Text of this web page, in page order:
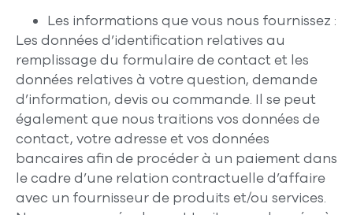
Les informations que vous nous fournissez :
Les données d’identification relatives au
remplissage du formulaire de contact et les
données relatives à votre question, demande
d’information, devis ou commande. Il se peut
également que nous traitions vos données de
contact, votre adresse et vos données
bancaires afin de procéder à un paiement dans
le cadre d’une relation contractuelle d’affaire
avec un fournisseur de produits et/ou services.